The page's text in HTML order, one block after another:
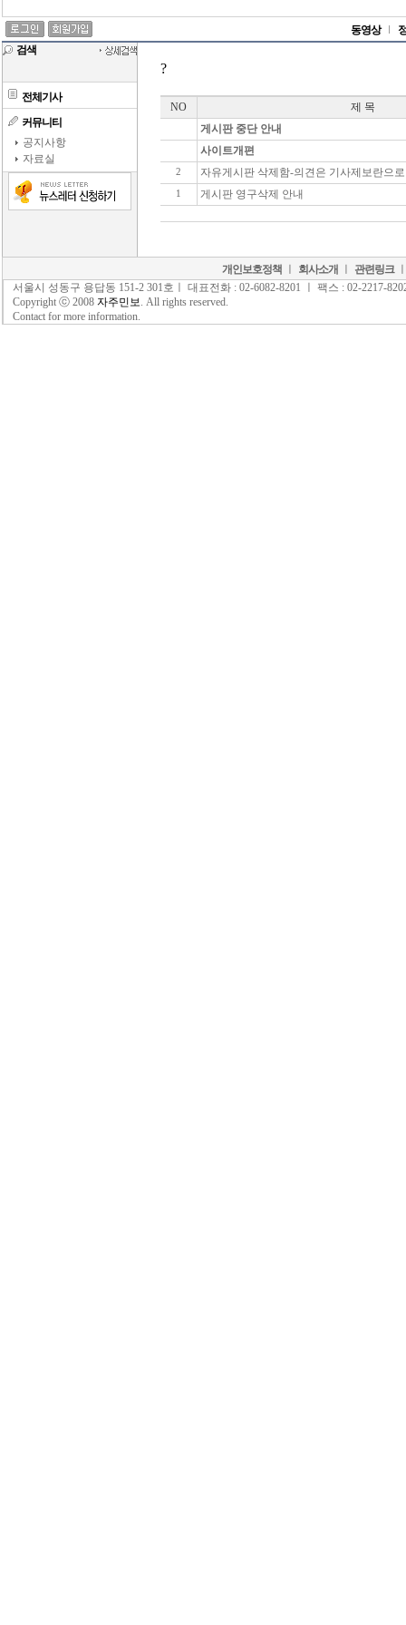
동영상
검색
전체기사
커뮤니티
공지사항
자료실
?
NO
제 목
게시판 중단 안내
사이트개편
2 자유게시판 삭제함-의견은 기사제보란으로
1 게시판 영구삭제 안내
개인보호정책 회사소개 관련링크
서울시 성동구 용답동 151-2 301호ㅣ 대표전화 : 02-6082-8201 ㅣ 팩스 : 02-2217-
Copyright ⓒ 2008 자주민보. All rights reserved.
Contact for more information.